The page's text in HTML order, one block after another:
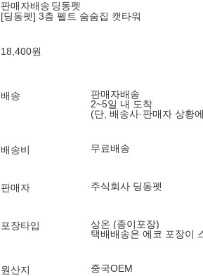
판매자배송 딩동펫
[딩동펫] 3층 펠트 숨숨집 캣타워
18,400원
배송
판매자배송
2~5일 내 도착
(단, 배송사·판매자 상황
배송비 무료배송
판매자 주식회사 딩동펫
포장타입
상온 (종이포장)
택배배송은 에코 포장이
원산지 중국OEM